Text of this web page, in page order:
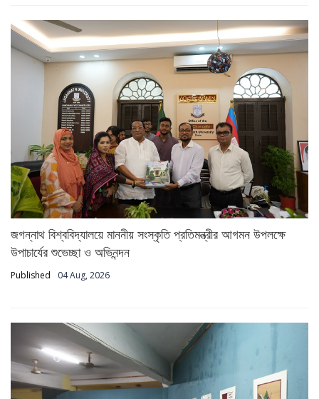
জগন্নাথ বিশ্ববিদ্যালয়ে মাননীয় সংস্কৃতি প্রতিমন্ত্রীর আগমন উপলক্ষে
উপাচার্যের শুভেচ্ছা ও অভিনন্দন
Published 04 Aug, 2026